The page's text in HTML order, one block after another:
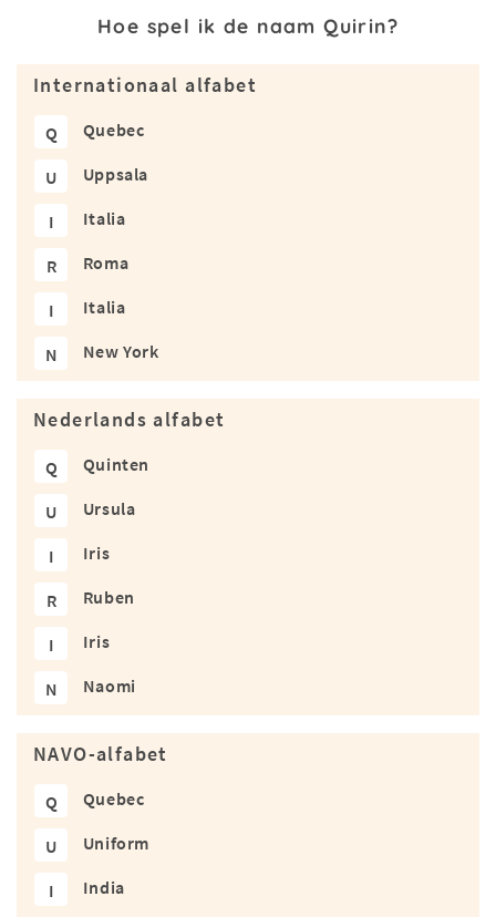
Hoe spel ik de naam Quirin?
Internationaal alfabet
Q Quebec
U Uppsala
I Italia
R Roma
I Italia
N New York
Nederlands alfabet
Q Quinten
U Ursula
I Iris
R Ruben
I Iris
N Naomi
NAVO-alfabet
Q Quebec
U Uniform
I India